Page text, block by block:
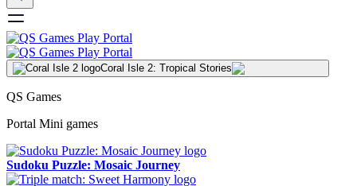
Coral Isle 2: Tropical Stories
QS Games
Portal Mini games
Sudoku Puzzle: Mosaic Journey